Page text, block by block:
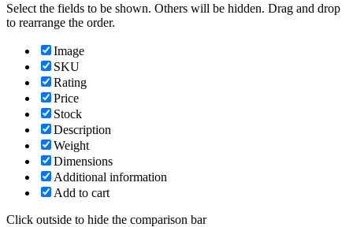
Select the fields to be shown. Others will be hidden. Drag and drop
to rearrange the order.
Image
SKU
Rating
Price
Stock
Description
Weight
Dimensions
Additional information
Add to cart
Click outside to hide the comparison bar